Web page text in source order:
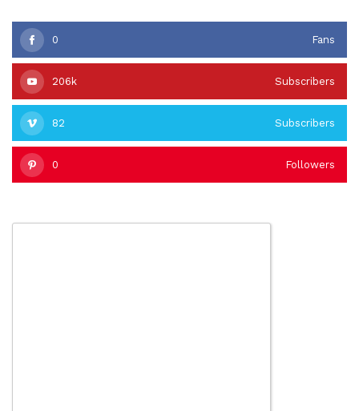
0 Fans
206k Subscribers
82 Subscribers
0 Followers